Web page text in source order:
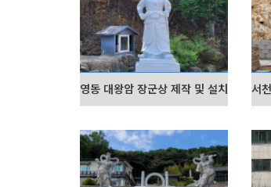
영동 대왕암 장군상 제작 및 설치 서